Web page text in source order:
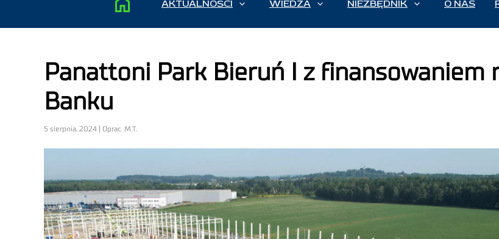
AKTUALNOŚCI WIEDZA NIEZBĘDNIK O NAS
Panattoni Park Bieruń I z finansowaniem
Banku
5 sierpnia, 2024 | Oprac. M.T.